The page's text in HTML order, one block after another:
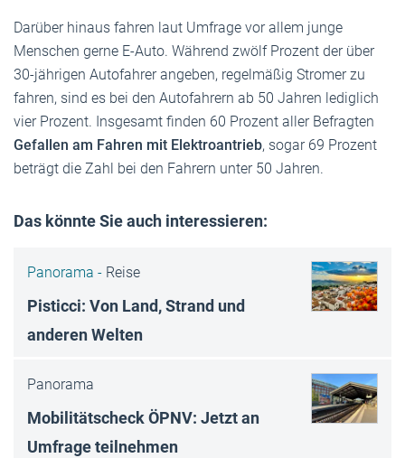
Darüber hinaus fahren laut Umfrage vor allem junge
Menschen gerne E-Auto. Während zwölf Prozent der über
30-jährigen Autofahrer angeben, regelmäßig Stromer zu
fahren, sind es bei den Autofahrern ab 50 Jahren lediglich
vier Prozent. Insgesamt finden 60 Prozent aller Befragten
Gefallen am Fahren mit Elektroantrieb, sogar 69 Prozent
beträgt die Zahl bei den Fahrern unter 50 Jahren.
Das könnte Sie auch interessieren:
Panorama - Reise
Pisticci: Von Land, Strand und
anderen Welten
Panorama
Mobilitätscheck ÖPNV: Jetzt an
Umfrage teilnehmen